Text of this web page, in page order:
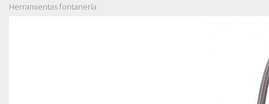
Herramientas fontanería